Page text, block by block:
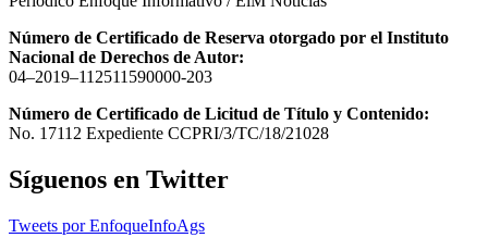
Número de Certificado de Reserva otorgado por el Instituto
Nacional de Derechos de Autor:
04–2019–112511590000-203
Número de Certificado de Licitud de Título y Contenido:
No. 17112 Expediente CCPRI/3/TC/18/21028
Síguenos en Twitter
Tweets por EnfoqueInfoAgs